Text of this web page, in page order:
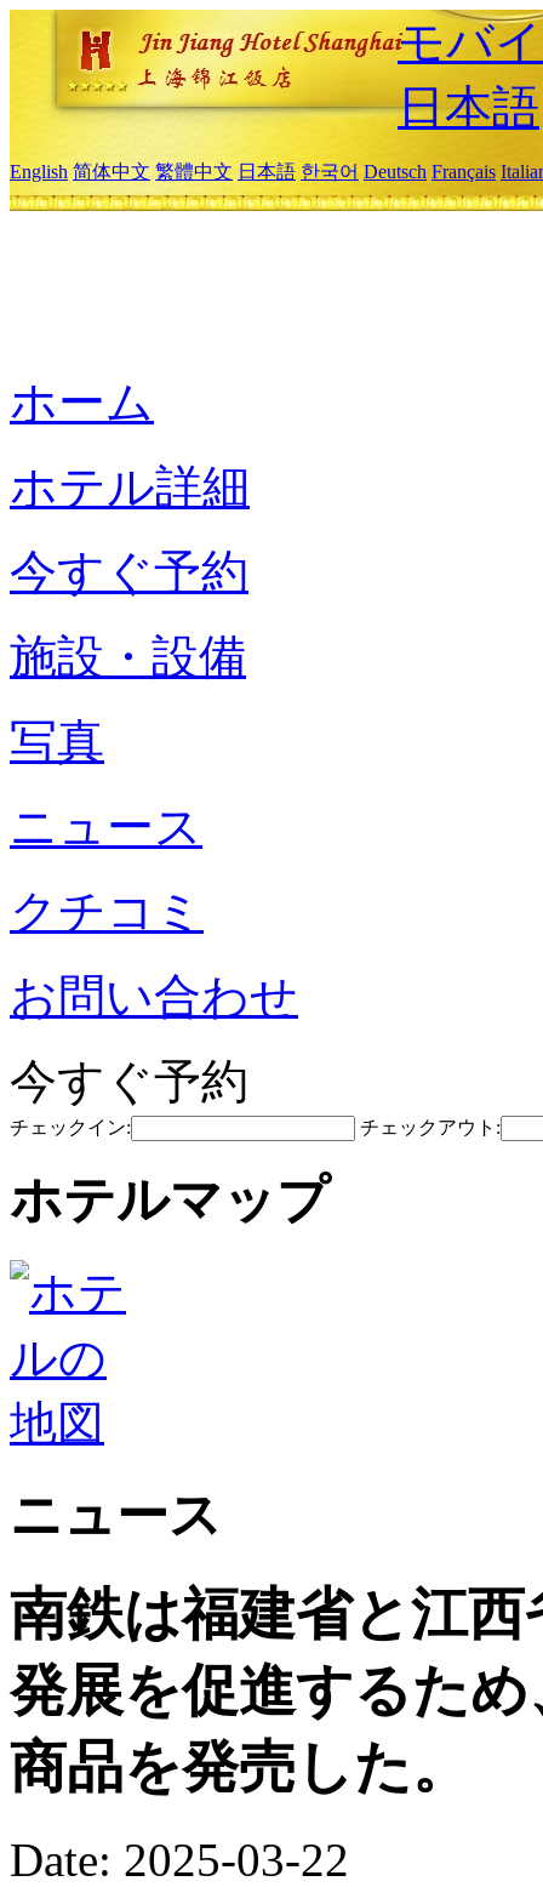
モバ
日本語
English 简体中文 繁體中文 日本語 한국어 Deutsch Français
ホーム
ホテル詳細
今すぐ予約
施設・設備
写真
ニュース
クチコミ
お問い合わせ
今すぐ予約
チェックイン: チェックアウト:
ホテルマップ
ニュース
南鉄は福建省と江
発展を促進するた
商品を発売した。
Date: 2025-03-22